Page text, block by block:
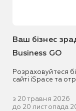
Ваш бізнес
Business GO
Розраховуйтеся
сайті iSpace та
з 20 травня 2026
до 20 листопада